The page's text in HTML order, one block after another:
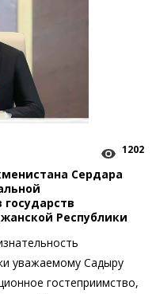
1202
Сердара
государств
Республики
уважаемому Садыру
гостеприимство,